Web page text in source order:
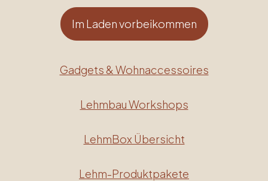
Im Laden vorbeikommen
Gadgets & Wohnaccessoires
Lehmbau Workshops
LehmBox Übersicht
Lehm-Produktpakete